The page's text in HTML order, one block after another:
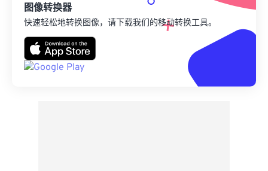
图像转换器
快速轻松地转换图像，请下载我们的移动转换工具。